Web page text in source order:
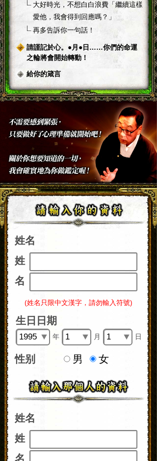
大好時光，不想白白浪費「繼續這樣
愛他，我會得到回應嗎？」
再多告訴你一句話！
請謹記於心。●月●日……你們的命運
之輪將會開始轉動！
給你的箴言
姓名
姓
名
(姓名只限中文漢字，請勿輸入符號)
生日日期
年 月 日
性别 男 女
姓名
姓
名